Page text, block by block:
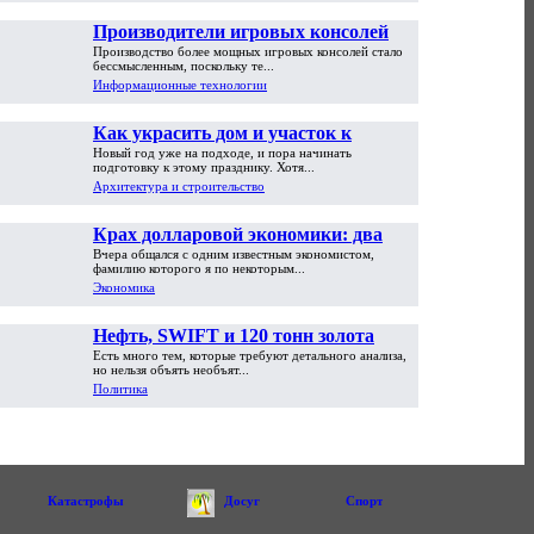
Производители игровых консолей
достигли предела возможностей
Производство более мощных игровых консолей стало
бессмысленным, поскольку те...
Информационные технологии
Как украсить дом и участок к
Новому году
Новый год уже на подходе, и пора начинать
подготовку к этому празднику. Хотя...
Архитектура и строительство
Крах долларовой экономики: два
пути обрушения
Вчера общался с одним известным экономистом,
фамилию которого я по некоторым...
Экономика
Нефть, SWIFT и 120 тонн золота
Есть много тем, которые требуют детального анализа,
но нельзя объять необъят...
Политика
Катастрофы Досуг Спорт